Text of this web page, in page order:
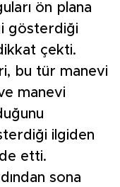
ön plana
gösterdiği
çekti.
bu tür manevi
manevi
ilgiden
etti.
sona